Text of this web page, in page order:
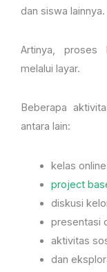
dan siswa lainnya.
Artinya, proses
melalui layar.
Beberapa
antara lain:
kelas
project
diskusi
presentasi
aktivitas
dan